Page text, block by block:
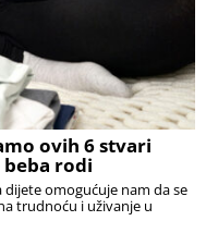
ovih 6 stvari
rodi
omogućuje nam da se
trudnoću i uživanje u